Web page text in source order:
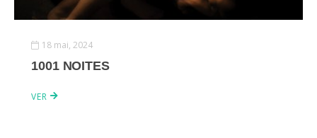
18 mai, 2024
1001 NOITES
VER